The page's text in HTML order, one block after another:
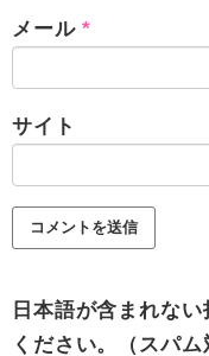
メール*
サイト
日本語が含まれな
ください。（スパム